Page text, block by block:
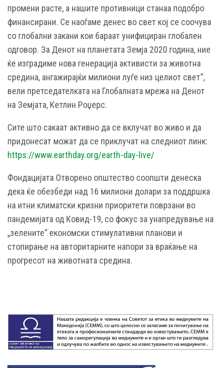
промени расте, а нашите противници станаа подобро
финансирани. Се наоѓаме денес во свет кој се соочува
со глобални закани кои бараат унифициран глобален
одговор. За Денот на планетата Земја 2020 година, ние
ќе изградиме нова генерација активисти за животна
средина, ангажирајќи милиони луѓе низ целиот свет“,
вели претседателката на Глобалната мрежа на Денот
на Земјата, Кетлин Роџерс.
Сите што сакаат активно да се вклучат во живо и да
придонесат можат да се приклучат на следниот линк:
https://www.earthday.org/earth-day-live/
Фондацијата Отворено општество соопшти денеска
дека ќе обезбеди над 16 милиони долари за поддршка
на итни климатски кризни приоритети поврзани во
пандемијата од Ковид-19, со фокус за унапредување на
„зелените“ економски стимулативни планови и
стопирање на авторитарните напори за враќање на
прогресот на животната средина.